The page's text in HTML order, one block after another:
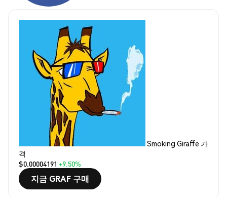
Smoking Giraffe 가
격
$0.00004191 +9.50%
지금 GRAF 구매